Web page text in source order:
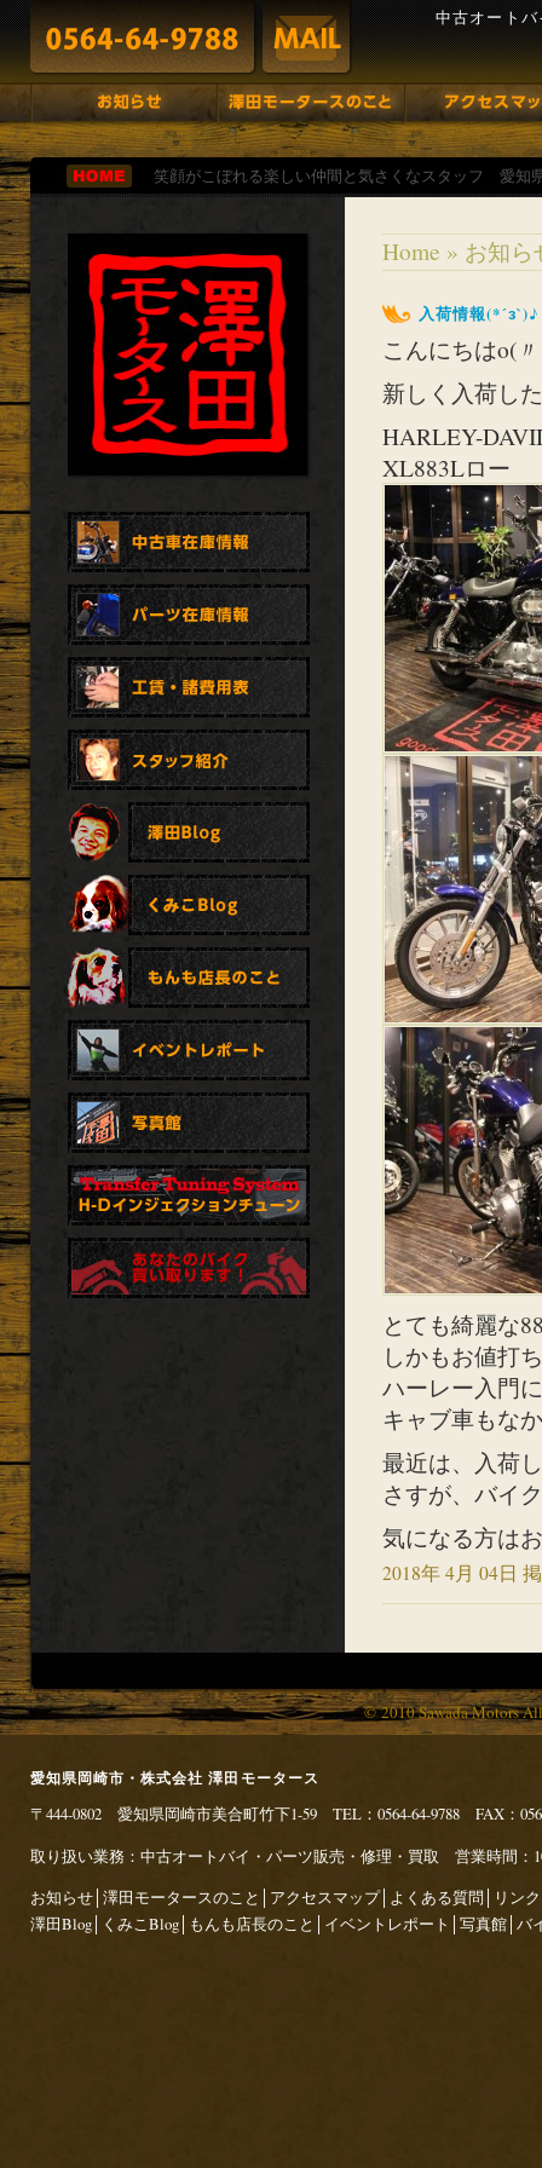
中古オート
笑顔がこぼれる楽しい仲間と気さくなスタッフ 愛知
Home » お知ら
入荷情報(*´з`)♪
こんにちはo(
新しく入荷し
HARLEY-
XL883Lロー
とても綺麗な
しかもお値打
ハーレー入門
キャブ車もな
最近は、入荷
さすが、バイ
気になる方は
2018年 4月 04日
© 2010 Sawada Motors
愛知県岡崎市・株式会社 澤田モータース
〒444-0802 愛知県岡崎市美合町竹下1-59 TEL：0564-64-9788 FAX：
取り扱い業務：中古オートバイ・パーツ販売・修理・買取 営業時間：
お知らせ 澤田モータースのこと アクセスマップ│ よくある質問 リンク
澤田Blog
くみこBlog もんも店長のこと イベントレポート 写真館 バ